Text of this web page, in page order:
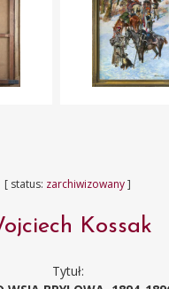
[ status: zarchiwizowany]
Kossak
Tytuł: